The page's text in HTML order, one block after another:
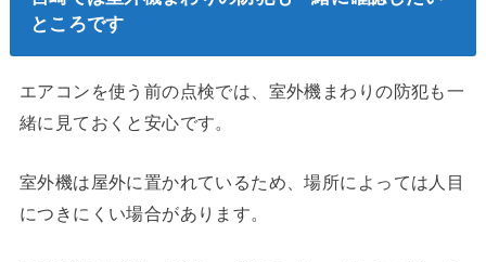
ところです
エアコンを使う前の点検では、室外機まわりの防犯も一
緒に見ておくと安心です。
室外機は屋外に置かれているため、場所によっては人目
につきにくい場合があります。